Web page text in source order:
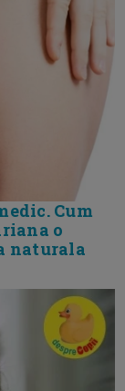
Cum
o
naturala